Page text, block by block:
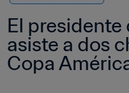
El presidente
asiste a dos
Copa